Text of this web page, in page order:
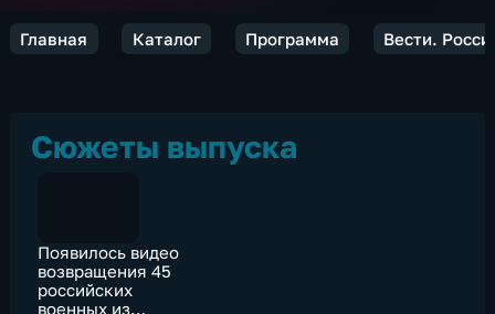
Главная Каталог Программа Вести.
Сюжеты выпуска
Появилось видео
возвращения 45
российских
военных из